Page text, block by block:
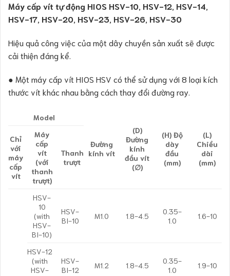
Máy cấp vít tự động HIOS HSV-10, HSV-12, HSV-14,
HSV-17, HSV-20, HSV-23, HSV-26, HSV-30
Hiệu quả công việc của một dây chuyền sản xuất sẽ được
cải thiện đáng kể.
● Một máy cấp vít HIOS HSV có thể sử dụng với 8 loại kích
thước vít khác nhau bằng cách thay đổi đường ray.
Model
Đường
kính vít
(D)
Đường
kính
đầu vít
(∅)
(H) Độ
dày
đầu
(mm)
(L)
Chiều
dài
(mm)
Chỉ
với
máy
cấp
vít
Máy
cấp
vít
(với
thanh
trượt)
Thanh
trượt
HSV-
10
(with
HSV-
BI-10)
HSV-
BI-10
M1.0 1.8-4.5
0.35-
1.0
1.6-10
HSV-12
(with
HSV-
HSV-
BI-12
M1.2 1.8-4.5
0.35-
1.0
1.9-10